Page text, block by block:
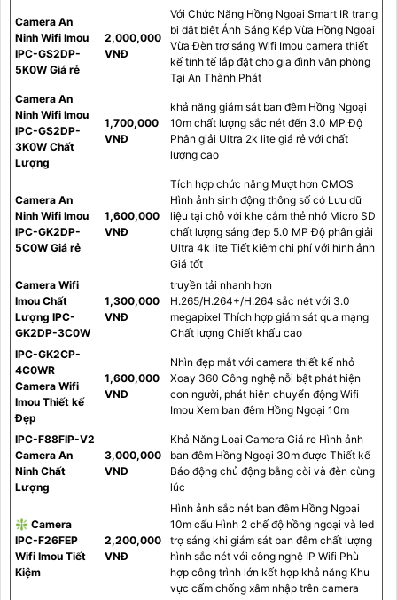
Camera An
Ninh Wifi Imou
IPC-GS2DP-
5K0W Giá rẻ
2,000,000
VNĐ
Với Chức Năng Hồng Ngoại Smart IR trang
bị đặt biệt Ánh Sáng Kép Vừa Hồng Ngoại
Vừa Đèn trợ sáng Wifi Imou camera thiết
kế tinh tế lắp đặt cho gia đình văn phòng
Tại An Thành Phát
Camera An
Ninh Wifi Imou
IPC-GS2DP-
3K0W Chất
Lượng
1,700,000
VNĐ
khả năng giám sát ban đêm Hồng Ngoại
10m chất lượng sắc nét đến 3.0 MP Độ
Phân giải Ultra 2k lite giá rẻ với chất
lượng cao
Camera An
Ninh Wifi Imou
IPC-GK2DP-
5C0W Giá rẻ
1,600,000
VNĐ
Tích hợp chức năng Mượt hơn CMOS
Hình ảnh sinh động thông số có Lưu dữ
liệu tại chỗ với khe cắm thẻ nhớ Micro SD
chất lượng sáng đẹp 5.0 MP Độ phân giải
Ultra 4k lite Tiết kiệm chi phí với hình ảnh
Giá tốt
Camera Wifi
Imou Chất
Lượng IPC-
GK2DP-3C0W
1,300,000
VNĐ
truyền tải nhanh hơn
H.265/H.264+/H.264 sắc nét với 3.0
megapixel Thích hợp giám sát qua mạng
Chất lượng Chiết khấu cao
IPC-GK2CP-
4C0WR
Camera Wifi
Imou Thiết kế
Đẹp
1,600,000
VNĐ
Nhìn đẹp mắt với camera thiết kế nhỏ
Xoay 360 Công nghệ nỗi bật phát hiện
con người, phát hiện chuyển động Wifi
Imou Xem ban đêm Hồng Ngoại 10m
IPC-F88FIP-V2
Camera An
Ninh Chất
Lượng
3,000,000
VNĐ
Khả Năng Loại Camera Giá re Hình ảnh
ban đêm Hồng Ngoại 30m được Thiết kế
Báo động chủ động bằng còi và đèn cùng
lúc
❇ Camera
IPC-F26FEP
Wifi Imou Tiết
Kiệm
2,200,000
VNĐ
Hình ảnh sắc nét ban đêm Hồng Ngoại
10m cấu Hình 2 chế độ hồng ngoại và led
trợ sáng khi giám sát ban đêm chất lượng
hình sắc nét với công nghệ IP Wifi Phù
hợp công trình lớn kết hợp khả năng Khu
vực cấm chống xâm nhập trên camera